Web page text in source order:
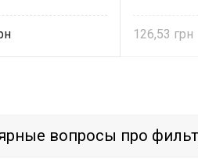
126,53
вопросы про